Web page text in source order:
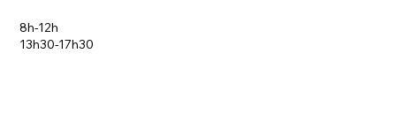
8h-12h
13h30-17h30